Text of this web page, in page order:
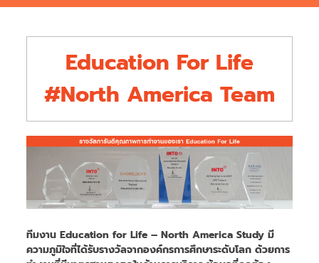
Education For Life
#North America Team
ทีมงาน Education for Life – North America Study มี
ความภูมิใจที่ได้รับรางวัลจากองค์กรการศึกษาระดับโลก ด้วยการ